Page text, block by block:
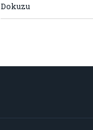
Dokuzu